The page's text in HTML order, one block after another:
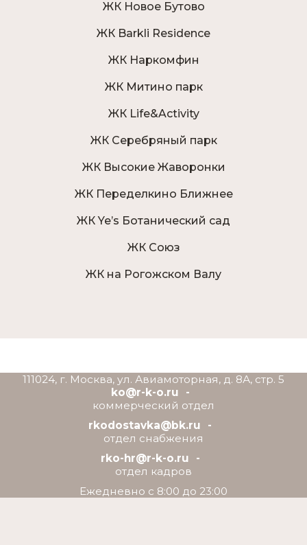
ЖК Новое Бутово
ЖК Barkli Residence
ЖК Наркомфин
ЖК Митино парк
ЖК Life&Activity
ЖК Серебряный парк
ЖК Высокие Жаворонки
ЖК Переделкино Ближнее
ЖК Ye’s Ботанический сад
ЖК Союз
ЖК на Рогожском Валу
111024, г. Москва, ул. Авиамоторная, д. 8А, стр. 5
ko@r-k-o.ru
коммерческий отдел
rkodostavka@bk.ru
отдел снабжения
rko-hr@r-k-o.ru
отдел кадров
Ежедневно с 8:00 до 23:00